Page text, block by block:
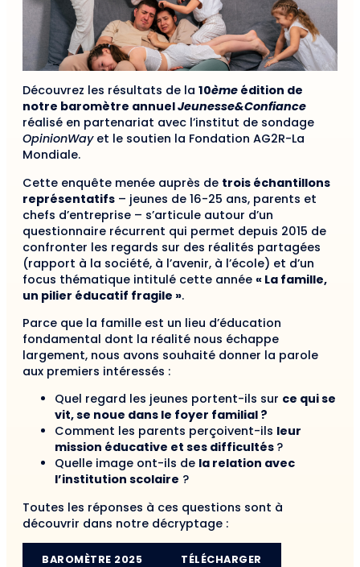
Découvrez les résultats de la 10ème édition de
notre baromètre annuelJeunesse&Confiance
réalisé en partenariat avec l’institut de sondage
OpinionWayet le soutien la Fondation AG2R-La
Mondiale.
Cette enquête menée auprès de trois échantillons
représentatifs – jeunes de 16-25 ans, parents et
chefs d’entreprise – s’articule autour d’un
questionnaire récurrent qui permet depuis 2015 de
confronter les regards sur des réalités partagées
(rapport à la société, à l’avenir, à l’école) et d’un
focus thématique intitulé cette année « La famille,
un pilier éducatif fragile ».
Parce que la famille est un lieu d’éducation
fondamental dont la réalité nous échappe
largement, nous avons souhaité donner la parole
aux premiers intéressés :
Quel regard les jeunes portent-ils sur ce qui se
vit, se noue dans le foyer familial ?
Comment les parents perçoivent-ils leur
mission éducative et ses difficultés ?
Quelle image ont-ils de la relation avec
l’institution scolaire ?
Toutes les réponses à ces questions sont à
découvrir dans notre décryptage :
BAROMÈTRE 2025 TÉLÉCHARGER